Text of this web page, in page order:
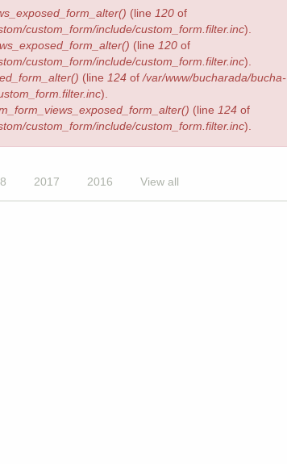
(line 120 of
custom_form/include/custom_form.filter.inc).
(line 120 of
custom_form/include/custom_form.filter.inc).
(line 124 of /var/www/bucharada/bucha-
).
(line 124 of
custom_form/include/custom_form.filter.inc).
2017 2016 View all